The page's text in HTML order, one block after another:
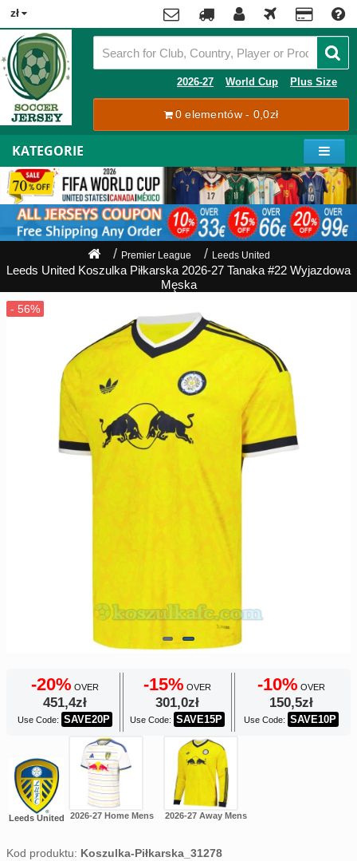
zł
Contact
Tracking
Moje
konto
Rejestracja
się
Shipping
Zamówienie
2026-27 World Cup Plus Size
0 elementów - 0,0zł
x
KATEGORIE
Premier
League
La
Liga
Bundesliga
Serie
A
Ligue
1
Pilkarze
Mistrzostwa
Świata
Europe
CONMEBOL
Premier League Leeds United
Leeds United Koszulka Piłkarska 2026-27 Tanaka #22 Wyjazdowa
Męska
-20% OVER
451,4zł
Use Code: SAVE20P
-15% OVER
301,0zł
Use Code: SAVE15P
-10% OVER
150,5zł
Use Code: SAVE10P
Leeds United 2026-27 Home Mens 2026-27 Away Mens
Kod produktu: Koszulka-Piłkarska_31278